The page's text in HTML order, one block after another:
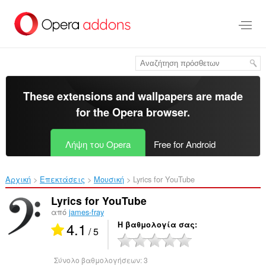
στο
κύριο
These extensions and wallpapers are made
for theOpera browser.
Λήψη του Opera Free for Android
Αρχική Επεκτάσεις Μουσική Lyrics for YouTube‎
Lyrics for YouTube
από james-fray
4.1 / 5 Η βαθμολογία σας
Σύνολο βαθμολογήσεων:3